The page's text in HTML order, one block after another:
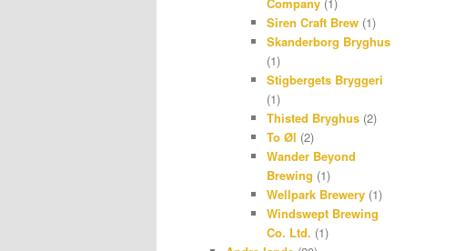
Siren Craft Brew (1)
Skanderborg Bryghus
(1)
Stigbergets Bryggeri
(1)
Thisted Bryghus (2)
To Øl (2)
Wander Beyond
Brewing (1)
Wellpark Brewery (1)
Windswept Brewing
Co. Ltd. (1)